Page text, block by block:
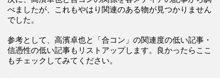
べましたが、これもやはり関連のある物が見つかりません
でした。
参考として、高濱卓也と「合コン」の関連度の低い記事・
信憑性の低い記事もリストアップします。良かったらここ
もチェックしてみてください。